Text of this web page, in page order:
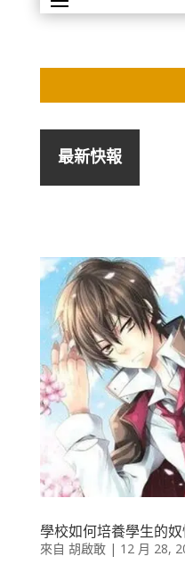
最新快報
學校如何培養學生的奴
來自 胡啟敢| 12 月 28,